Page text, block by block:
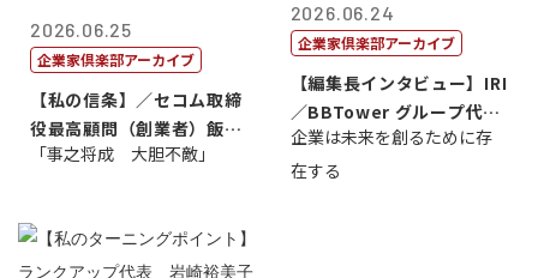
2026.06.25
企業家倶楽部アーカイブ
【私の信条】／セコム取締
役最高顧問（創業者）飯田
亮
「事之将成 大胆不敵」
2026.06.24
企業家倶楽部アーカイブ
【編集長インタビュー】IRI
／BBTower グループ代表
藤...
企業は未来を創るために存
在する